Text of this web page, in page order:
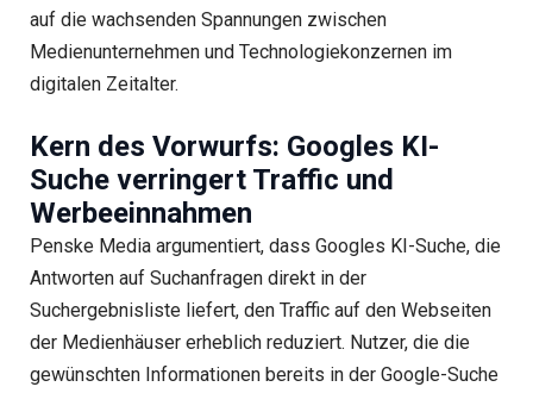
auf die wachsenden Spannungen zwischen
Medienunternehmen und Technologiekonzernen im
digitalen Zeitalter.
Kern des Vorwurfs: Googles KI-
Suche verringert Traffic und
Werbeeinnahmen
Penske Media argumentiert, dass Googles KI-Suche, die
Antworten auf Suchanfragen direkt in der
Suchergebnisliste liefert, den Traffic auf den Webseiten
der Medienhäuser erheblich reduziert. Nutzer, die die
gewünschten Informationen bereits in der Google-Suche